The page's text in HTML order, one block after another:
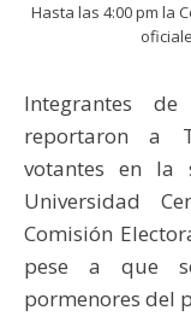
Hasta las 4:00 pm la
Integrantes de
reportaron a
votantes en la
Universidad
Comisión
pese a que
pormenores del